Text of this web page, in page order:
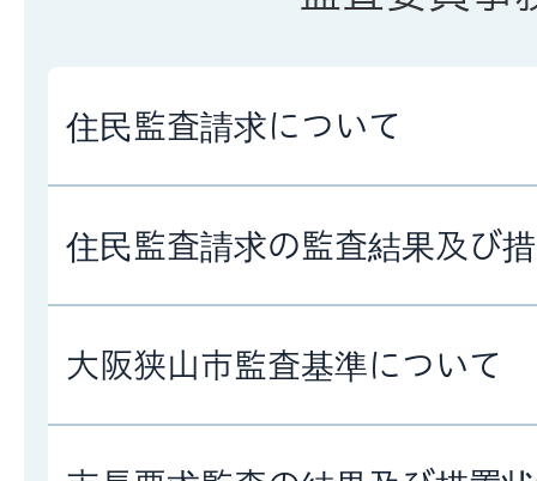
住民監査請求について
住民監査請求の監査結果及び
大阪狭山市監査基準について